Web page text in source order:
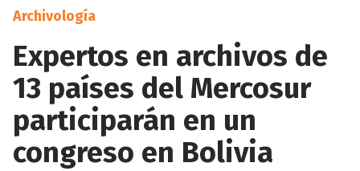
Archivología
Expertos en archivos de
13 países del Mercosur
participarán en un
congreso en Bolivia